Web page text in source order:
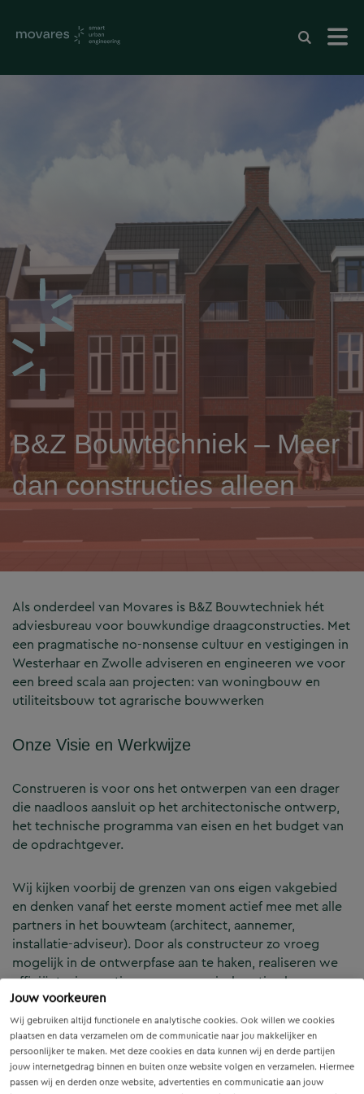
Jouw voorkeuren
Wij gebruiken altijd functionele en analytische cookies. Ook willen we cookies
plaatsen en data verzamelen om de communicatie naar jou makkelijker en
persoonlijker te maken. Met deze cookies en data kunnen wij en derde partijen
jouw internetgedrag binnen en buiten onze website volgen en verzamelen. Hiermee
passen wij en derden onze website, advertenties en communicatie aan jouw
B&Z Bouwtechniek – Meer
dan constructies alleen
Als onderdeel van Movares is B&Z Bouwtechniek hét
adviesbureau voor bouwkundige draagconstructies. Met
een pragmatische no-nonsense cultuur en vestigingen in
Westerhaar en Zwolle adviseren en engineeren we voor
een breed scala aan projecten: van woningbouw en
utiliteitsbouw tot agrarische bouwwerken
Onze Visie en Werkwijze
Construeren is voor ons het ontwerpen van een drager
die naadloos aansluit op het architectonische ontwerp,
het technische programma van eisen en het budget van
de opdrachtgever.
Wij kijken voorbij de grenzen van ons eigen vakgebied
en denken vanaf het eerste moment actief mee met alle
partners in het bouwteam (architect, aannemer,
installatie-adviseur). Door als constructeur zo vroeg
mogelijk in de ontwerpfase aan te haken, realiseren we
efficiënte, innovatieve en economisch optimale
constructies — voor zowel nieuwbouw als renovatie.
Onze Expertises en Activiteiten
B&Z Bouwtechniek verzorgt het volledige constructieve